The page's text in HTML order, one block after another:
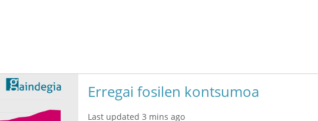
Erregai fosilen kontsumoa
Last updated 3 mins ago